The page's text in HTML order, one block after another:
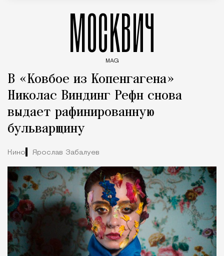
МОСКВИЧ
MAG
В «Ковбое из Копенгагена»
Николас Виндинг Рефн снова
выдает рафинированную
бульварщину
Кино Ярослав Забалуев